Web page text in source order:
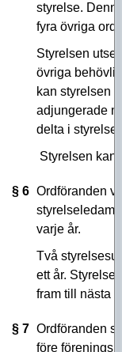
styrelse.
fyra övriga
Styrelsen
övriga
kan styrelsen
adjungerade
delta i
Styrelsen kan
§ 6 Ordföranden
varje år.
Två
ett år.
fram till nästa
§ 7 Ordföranden
före